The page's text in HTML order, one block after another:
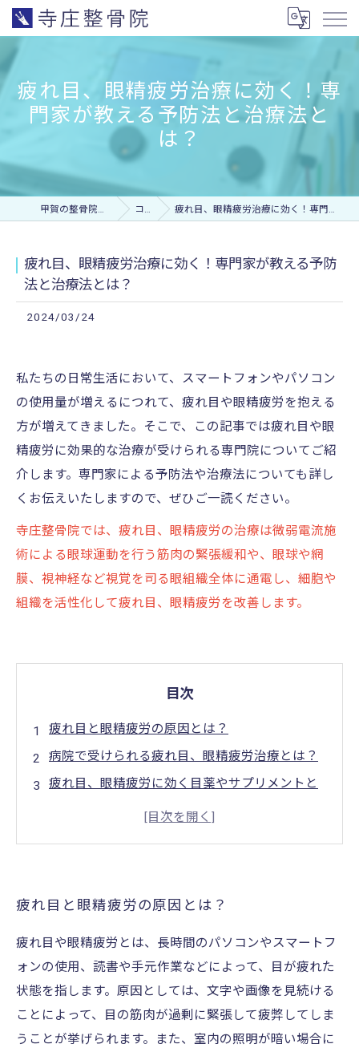
疲れ目、眼精疲労治療に効く！専
門家が教える予防法と治療法と
は？
甲賀の整骨院なら寺庄整骨院 コラム 疲れ目、眼精疲労治療に効く！専門家が教える予防法と治療法とは？
疲れ目、眼精疲労治療に効く！専門家が教える予防
法と治療法とは？
2024/03/24
私たちの日常生活において、スマートフォンやパソコン
の使用量が増えるにつれて、疲れ目や眼精疲労を抱える
方が増えてきました。そこで、この記事では疲れ目や眼
精疲労に効果的な治療が受けられる専門院についてご紹
介します。専門家による予防法や治療法についても詳し
くお伝えいたしますので、ぜひご一読ください。
寺庄整骨院では、疲れ目、眼精疲労の治療は微弱電流施
術による眼球運動を行う筋肉の緊張緩和や、眼球や網
膜、視神経など視覚を司る眼組織全体に通電し、細胞や
組織を活性化して疲れ目、眼精疲労を改善します。
目次
疲れ目と眼精疲労の原因とは？
病院で受けられる疲れ目、眼精疲労治療とは？
疲れ目、眼精疲労に効く目薬やサプリメントと
疲れ目と眼精疲労の原因とは？
疲れ目や眼精疲労とは、長時間のパソコンやスマートフ
ォンの使用、読書や手元作業などによって、目が疲れた
状態を指します。原因としては、文字や画像を見続ける
ことによって、目の筋肉が過剰に緊張して疲弊してしま
うことが挙げられます。また、室内の照明が暗い場合に